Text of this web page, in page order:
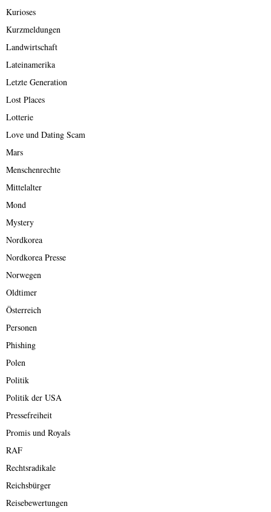
Kurioses
Kurzmeldungen
Landwirtschaft
Lateinamerika
Letzte Generation
Lost Places
Lotterie
Love und Dating Scam
Mars
Menschenrechte
Mittelalter
Mond
Mystery
Nordkorea
Nordkorea Presse
Norwegen
Oldtimer
Österreich
Personen
Phishing
Polen
Politik
Politik der USA
Pressefreiheit
Promis und Royals
RAF
Rechtsradikale
Reichsbürger
Reisebewertungen